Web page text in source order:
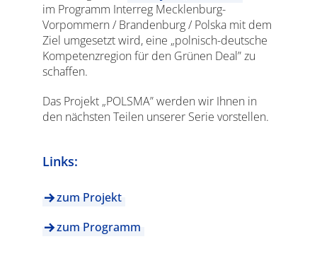
im Programm Interreg Mecklenburg-
Vorpommern / Brandenburg / Polska mit dem
Ziel umgesetzt wird, eine „polnisch-deutsche
Kompetenzregion für den Grünen Deal” zu
schaffen.
Das Projekt „POLSMA” werden wir Ihnen in
den nächsten Teilen unserer Serie vorstellen.
Links:
zum Projekt
zum Programm